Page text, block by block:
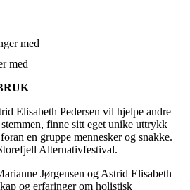
med
Elisabeth Pedersen vil hjelpe andre
finne sitt eget unike uttrykk
en gruppe mennesker og snakke.
Alternativfestival.
Jørgensen og Astrid Elisabeth
og erfaringer om holistisk